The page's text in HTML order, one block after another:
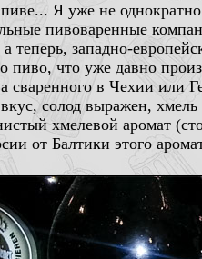
Я уже не
пивоваренные
теперь, западно-
пиво, что уже давно
сваренного в Чехии или
солод выражен,
хмелевой аромат
от Балтики этого